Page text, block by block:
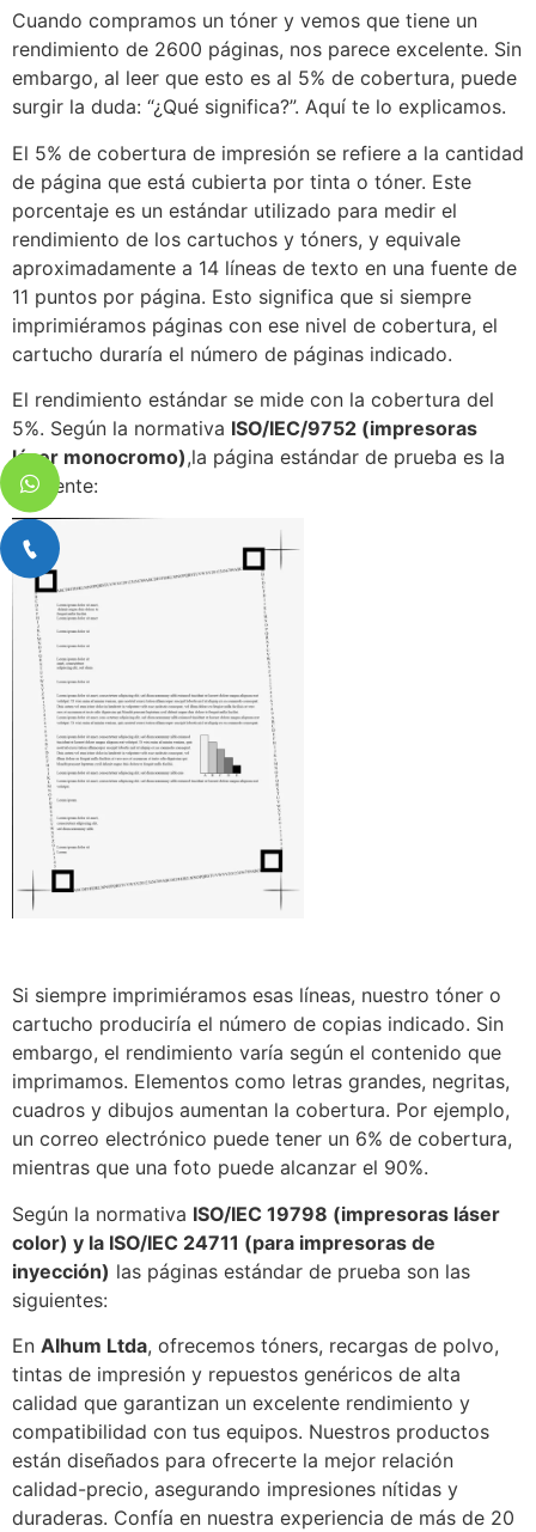
Cuando compramos un tóner y vemos que tiene un
rendimiento de 2600 páginas, nos parece excelente. Sin
embargo, al leer que esto es al 5% de cobertura, puede
surgir la duda: “¿Qué significa?”. Aquí te lo explicamos.
El 5% de cobertura de impresión se refiere a la cantidad
de página que está cubierta por tinta o tóner. Este
porcentaje es un estándar utilizado para medir el
rendimiento de los cartuchos y tóners, y equivale
aproximadamente a 14 líneas de texto en una fuente de
11 puntos por página. Esto significa que si siempre
imprimiéramos páginas con ese nivel de cobertura, el
cartucho duraría el número de páginas indicado.
El rendimiento estándar se mide con la cobertura del
5%. Según la normativa ISO/IEC/9752 (impresoras
láser monocromo),la página estándar de prueba es la
siguiente:
Si siempre imprimiéramos esas líneas, nuestro tóner o
cartucho produciría el número de copias indicado. Sin
embargo, el rendimiento varía según el contenido que
imprimamos. Elementos como letras grandes, negritas,
cuadros y dibujos aumentan la cobertura. Por ejemplo,
un correo electrónico puede tener un 6% de cobertura,
mientras que una foto puede alcanzar el 90%.
Según la normativa ISO/IEC 19798 (impresoras láser
color) y la ISO/IEC 24711 (para impresoras de
inyección) las páginas estándar de prueba son las
siguientes:
En Alhum Ltda, ofrecemos tóners, recargas de polvo,
tintas de impresión y repuestos genéricos de alta
calidad que garantizan un excelente rendimiento y
compatibilidad con tus equipos. Nuestros productos
están diseñados para ofrecerte la mejor relación
calidad-precio, asegurando impresiones nítidas y
duraderas. Confía en nuestra experiencia de más de 20